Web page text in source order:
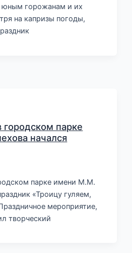
юным горожанам и их
на капризы погоды,
городском парке
начался
парке имени М.М.
«Троицу гуляем,
мероприятие,
творческий